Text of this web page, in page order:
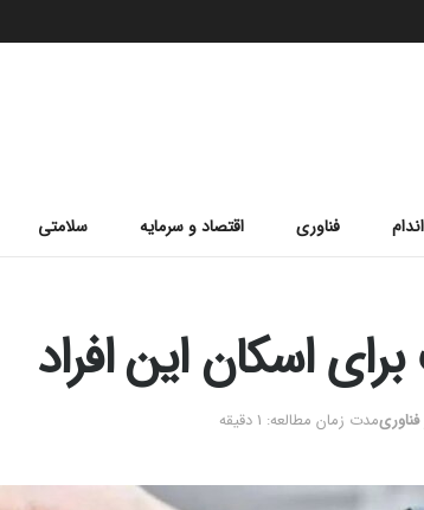
فناوری اقتصاد و سرمایه سلامتی
اسکان این افراد
فناوریمدت زمان مطالعه: 1 دقیقه